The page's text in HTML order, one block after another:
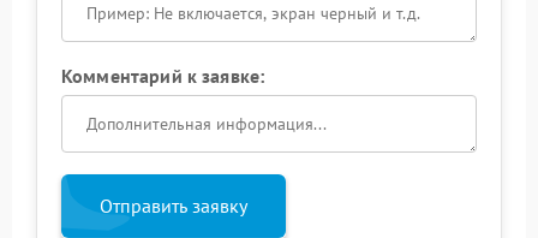
Комментарий к заявке:
Отправить заявку